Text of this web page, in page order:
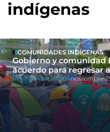
indígenas
COMUNIDADES INDÍGENAS
Gobierno y comunidad
acuerdo para regresar
Revista Alternativa noviembre